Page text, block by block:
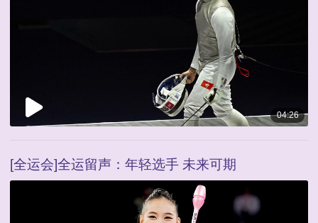
04:26
[全运会]全运留声：年轻选手 未来可期